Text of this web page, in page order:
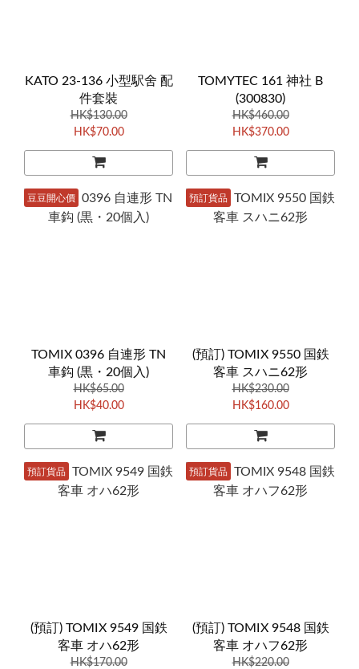
KATO 23-136 小型駅舍 配
件套裝
HK$130.00
HK$70.00
TOMYTEC 161 神社 B
(300830)
HK$460.00
HK$370.00
豆豆開心價
TOMIX 0396 自連形 TN
車鈎 (黒・20個入)
HK$65.00
HK$40.00
預訂貨品
(預訂) TOMIX 9550 国鉄
客車 スハニ62形
HK$230.00
HK$160.00
預訂貨品
(預訂) TOMIX 9549 国鉄
客車 オハ62形
HK$170.00
預訂貨品
(預訂) TOMIX 9548 国鉄
客車 オハフ62形
HK$220.00